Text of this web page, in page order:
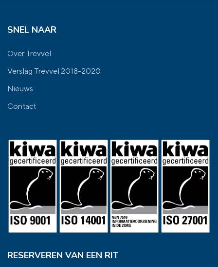
SNEL NAAR
Over Trevvel
Verslag Trevvel 2018-2020
Nieuws
Contact
RESERVEREN VAN EEN RIT